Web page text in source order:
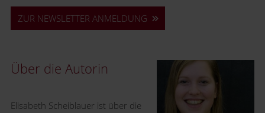
ZUR NEWSLETTER ANMELDUNG
Über die Autorin
Elisabeth Scheiblauer ist über die